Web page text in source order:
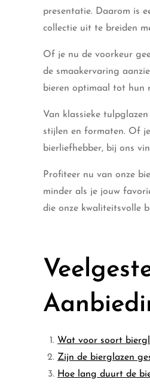
presentatie. Daarom is
collectie uit te breiden
Of je nu de voorkeur
de smaakervaring
bieren optimaal tot hun
Van klassieke
stijlen en formaten. Of
bierliefhebber, bij ons
Profiteer nu van onze
minder als je jouw
die onze kwaliteitsvolle
Wat voor soort
Zijn de bierglazen
Hoe lang duurt de